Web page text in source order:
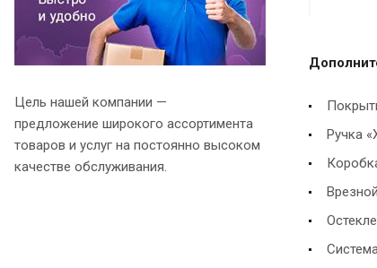
Ручка
Цель нашей компании —
предложение широкого ассортимента
товаров и услуг на постоянно высоком
качестве обслуживания.